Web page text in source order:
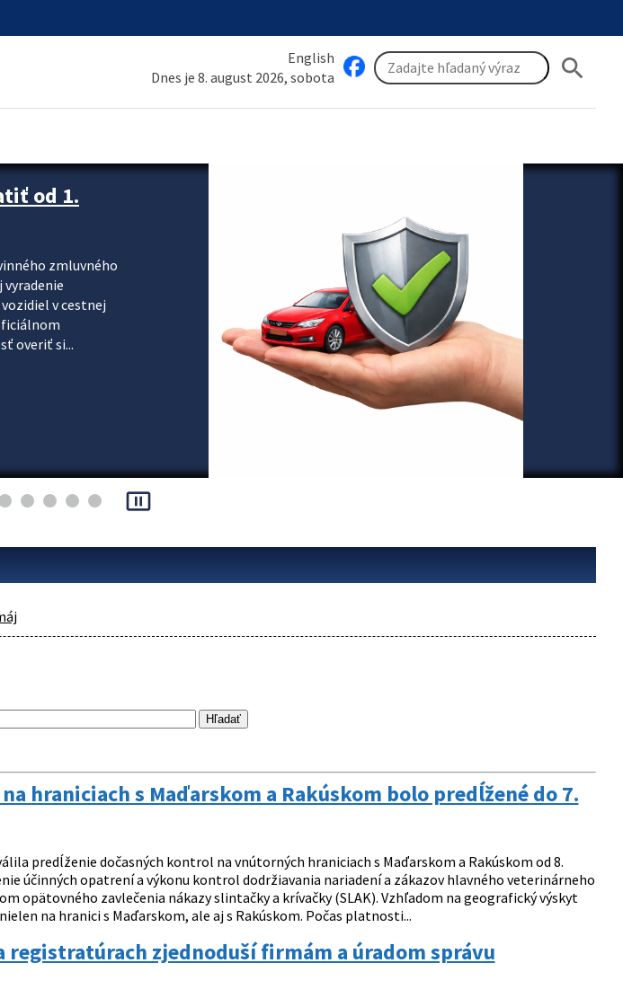
English
Dnes je 8. august 2026, sobota
search
od 1.
zmluvného
v cestnej
overiť si...
pause_presentation
hraniciach s Maďarskom a Rakúskom bolo predĺžené do 7.
predĺženie dočasných kontrol na vnútorných hraniciach s Maďarskom a Rakúskom od 8.
účinných opatrení a výkonu kontrol dodržiavania nariadení a zákazov hlavného veterinárneho
opätovného zavlečenia nákazy slintačky a krívačky (SLAK). Vzhľadom na geografický výskyt
na hranici s Maďarskom, ale aj s Rakúskom. Počas platnosti...
registratúrach zjednoduší firmám a úradom správu